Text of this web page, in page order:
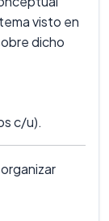
visto en
dicho
c/u).